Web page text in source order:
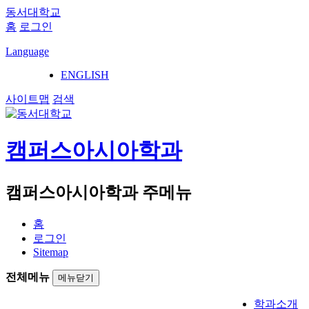
동서대학교
홈 로그인
Language
ENGLISH
사이트맵 검색
캠퍼스아시아학과
캠퍼스아시아학과 주메뉴
홈
로그인
Sitemap
전체메뉴 메뉴닫기
학과소개